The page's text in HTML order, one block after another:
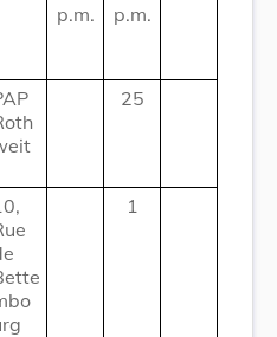
p.m. p.m.
25
1